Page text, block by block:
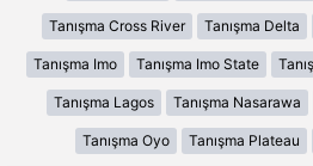
Tanışma Cross River Tanışma Delta
Tanışma Imo Tanışma Imo State
Tanışma Lagos Tanışma Nasarawa
Tanışma Oyo Tanışma Plateau